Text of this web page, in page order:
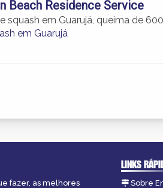
Beach Residence Service
squash em Guarujá, queima de
em Guarujá
fazer, as melhores
LINKS
Sobre